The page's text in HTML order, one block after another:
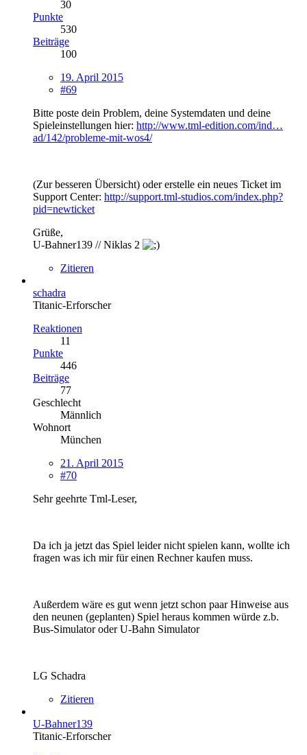
30
Punkte
530
Beiträge
100
19. April 2015
#69
Bitte poste dein Problem, deine Systemdaten und deine
Spieleinstellungen hier: http://www.tml-edition.com/ind…
ad/142/probleme-mit-wos4/
(Zur besseren Übersicht) oder erstelle ein neues Ticket im
Support Center: http://support.tml-studios.com/index.php?
pid=newticket
Grüße,
U-Bahner139 // Niklas 2
Zitieren
schadra
Titanic-Erforscher
Reaktionen
11
Punkte
446
Beiträge
77
Geschlecht
Männlich
Wohnort
München
21. April 2015
#70
Sehr geehrte Tml-Leser,
Da ich ja jetzt das Spiel leider nicht spielen kann, wollte ich
fragen was ich mir für einen Rechner kaufen muss.
Außerdem wäre es gut wenn jetzt schon paar Hinweise aus
den neunen (geplanten) Spiel heraus kommen würde z.b.
Bus-Simulator oder U-Bahn Simulator
LG Schadra
Zitieren
U-Bahner139
Titanic-Erforscher